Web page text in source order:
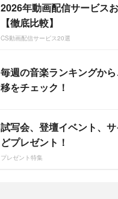
2026年動画配信サービス
【徹底比較】
CS動画配信サービス20選
毎週の音楽ランキングか
移をチェック！
試写会、登壇イベント、
どプレゼント！
プレゼント特集